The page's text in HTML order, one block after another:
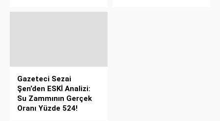
Gazeteci Sezai
Şen’den ESKİ Analizi:
Su Zammının Gerçek
Oranı Yüzde 524!